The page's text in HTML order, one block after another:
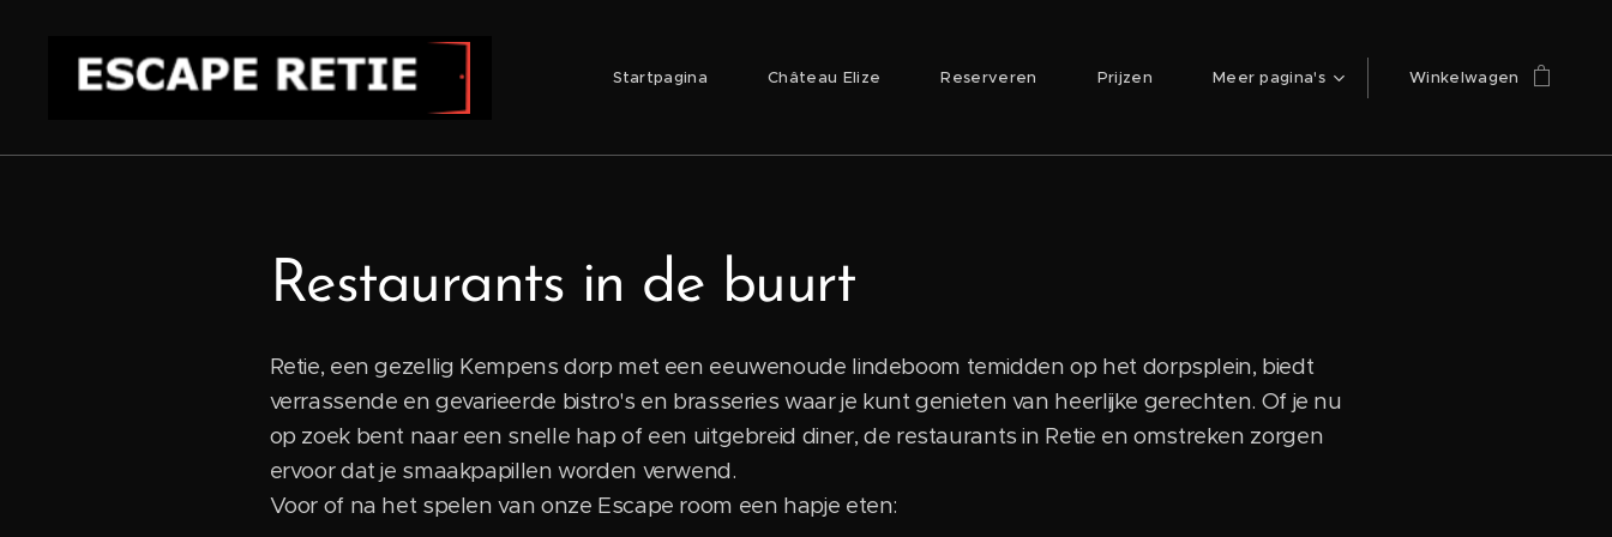
Startpagina Château Elize Reserveren Prijzen Meer pagina's Winkelwagen
Restaurants in de buurt
Retie, een gezellig Kempens dorp met een eeuwenoude lindeboom temidden op het dorpsplein, biedt
verrassende en gevarieerde bistro's en brasseries waar je kunt genieten van heerlijke gerechten. Of je nu
op zoek bent naar een snelle hap of een uitgebreid diner, de restaurants in Retie en omstreken zorgen
ervoor dat je smaakpapillen worden verwend.
Voor of na het spelen van onze Escape room een hapje eten: